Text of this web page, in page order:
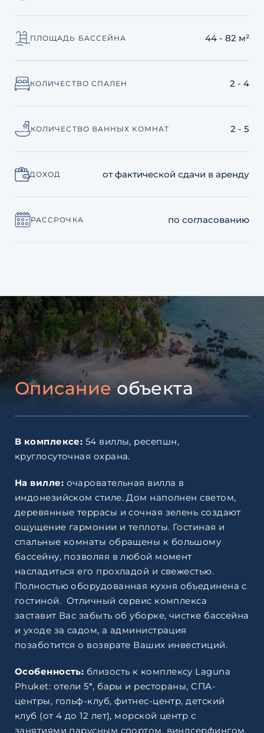
ПЛОЩАДЬ БАССЕЙНА 44 - 82 м²
КОЛИЧЕСТВО СПАЛЕН 2 - 4
КОЛИЧЕСТВО ВАННЫХ КОМНАТ 2 - 5
ДОХОД от фактической сдачи в аренду
РАССРОЧКА по согласованию
Описаниеобъекта
В комплексе: 54 виллы, ресепшн,
круглосуточная охрана.
На вилле: очаровательная вилла в
индонезийском стиле. Дом наполнен светом,
деревянные террасы и сочная зелень создают
ощущение гармонии и теплоты. Гостиная и
спальные комнаты обращены к большому
бассейну, позволяя в любой момент
насладиться его прохладой и свежестью.
Полностью оборудованная кухня объединена с
гостиной. Отличный сервис комплекса
заставит Вас забыть об уборке, чистке бассейна
и уходе за садом, а администрация
позаботится о возврате Ваших инвестиций.
Особенность: близость к комплексу Laguna
Phuket: отели 5*, бары и рестораны, СПА-
центры, гольф-клуб, фитнес-центр, детский
клуб (от 4 до 12 лет), морской центр с
занятиями парусным спортом, виндсерфингом